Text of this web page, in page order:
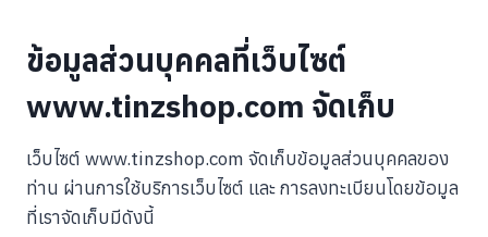
ข้อมูลส่วนบุคคลที่เว็บไซต์
www.tinzshop.com จัดเก็บ
เว็บไซต์ www.tinzshop.com จัดเก็บข้อมูลส่วนบุคคลของ
ท่าน ผ่านการใช้บริการเว็บไซต์ และ การลงทะเบียนโดยข้อมูล
ที่เราจัดเก็บมีดังนี้